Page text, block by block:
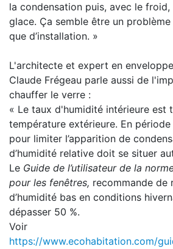
la condensation puis, avec le
glace. Ça semble être un
que d’installation. »
L'architecte et expert en
Claude Frégeau parle aussi de
chauffer le verre :
« Le taux d'humidité intérieure est
température extérieure. En
pour limiter l’apparition de
d’humidité relative doit se situer
Le Guide de l’utilisateur de la
pour les fenêtres, recommande de
d’humidité bas en conditions
dépasser 50 %.
Voir
https://www.ecohabitation.com/